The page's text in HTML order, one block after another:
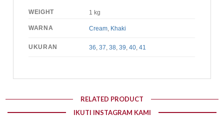
WEIGHT 1 kg
WARNA Cream Khaki
UKURAN 36 ,37 ,38 ,39 ,40 ,41
RELATED PRODUCT
IKUTI INSTAGRAM KAMI